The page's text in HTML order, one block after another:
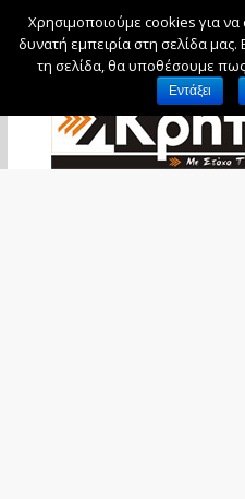
Παρασκευή, 7
Χρησιμοποιούμε cookies για
δυνατή εμπειρία στη σελίδα μας.
τη σελίδα, θα υποθέσουμε πως
Εντάξει